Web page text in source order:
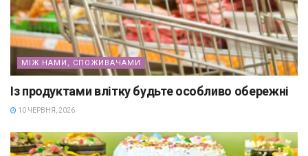
МІЖ НАМИ, СПОЖИВАЧАМИ
Із продуктами влітку будьте особливо обережні
10 ЧЕРВНЯ, 2026